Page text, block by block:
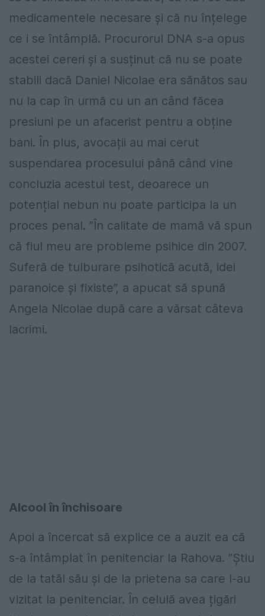
medicamentele necesare și că nu înțelege
ce i se întâmplă. Procurorul DNA s-a opus
acestei cereri și a susținut că nu se poate
stabili dacă Daniel Nicolae era sănătos sau
nu la cap în urmă cu un an când făcea
presiuni pe un afacerist pentru a obține
bani. În plus, avocații au mai cerut
suspendarea procesului până când vine
concluzia acestui test, deoarece un
potențial nebun nu poate participa la un
proces penal. ”În calitate de mamă vă spun
că fiul meu are probleme psihice din 2007.
Suferă de tulburare psihotică acută, idei
paranoice și fixiste”, a apucat să spună
Angela Nicolae după care a vărsat câteva
lacrimi.
Alcool în închisoare
Apoi a încercat să explice ce a auzit ea că
s-a întâmplat în penitenciar la Rahova. ”Știu
de la tatăl său și de la prietena sa care l-au
vizitat la penitenciar. În celulă avea țigări